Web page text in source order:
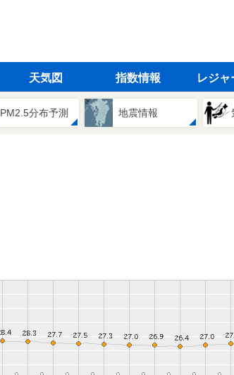
天気図 指数情報 レジャ
PM2.5分布予測 地震情報